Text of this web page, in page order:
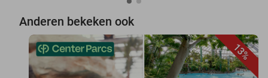
Anderen bekeken ook
13%